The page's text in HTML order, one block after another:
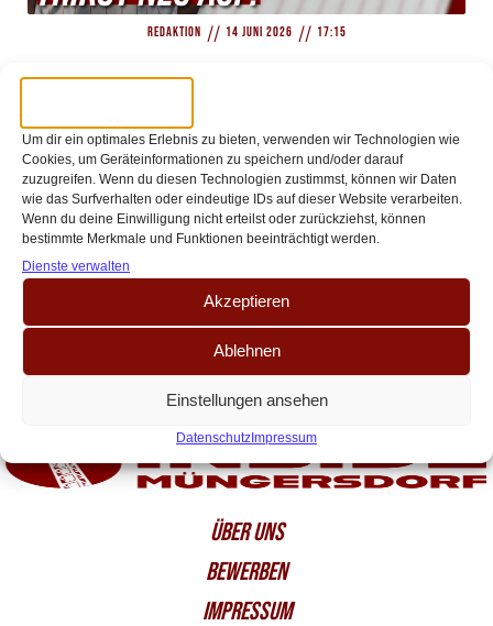
Um dir ein optimales Erlebnis zu bieten, verwenden wir Technologien wie
Cookies, um Geräteinformationen zu speichern und/oder darauf
zuzugreifen. Wenn du diesen Technologien zustimmst, können wir Daten
wie das Surfverhalten oder eindeutige IDs auf dieser Website verarbeiten.
Wenn du deine Einwilligung nicht erteilst oder zurückziehst, können
bestimmte Merkmale und Funktionen beeinträchtigt werden.
Dienste verwalten
Akzeptieren
Ablehnen
Einstellungen ansehen
DatenschutzImpressum
Redaktion // 14 Juni 2026 // 17:15
EXKLUSIV: FC legt Pokalsieger Trikot
neu auf – Alle Hintergründe
Der Retro-Hype boomt. Überall sieht man sie: die alten Logos der
prestigeträchtigsten Vereine, historische Trikots mit ihren ganz eigenen
Geschichten. So dürfte es kaum jemanden[…]
ÜBER UNS
BEWERBEN
IMPRESSUM